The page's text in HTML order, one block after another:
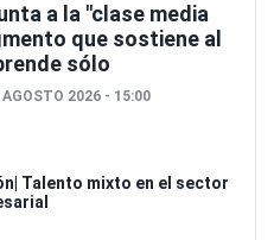
a la "clase media
que sostiene al
sólo
AGOSTO 2026 - 15:00
Talento mixto en el sector